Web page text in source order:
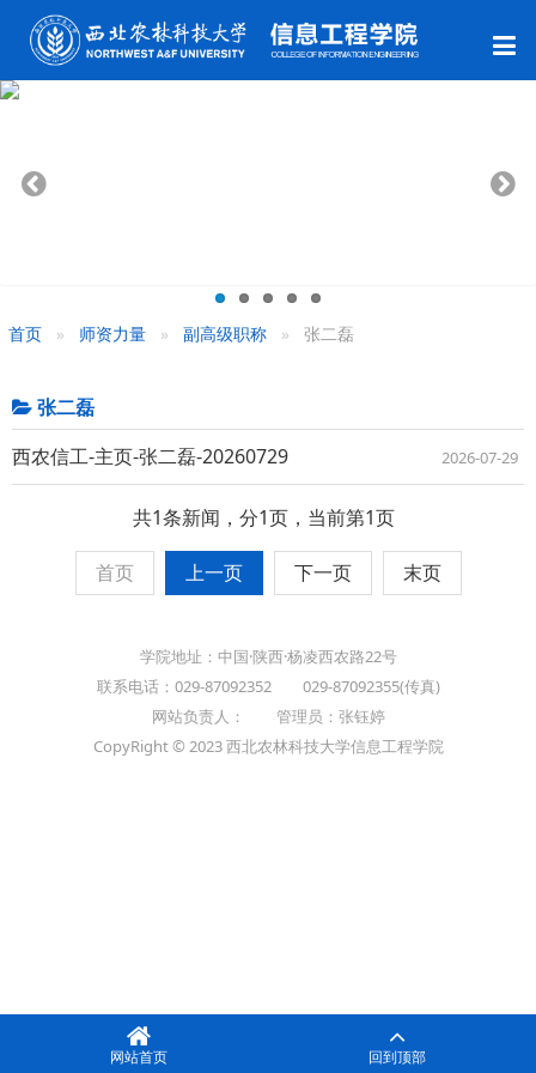
首页 师资力量 副高级职称 张二磊
张二磊
西农信工-主页-张二磊-20260729
2026-07-29
共1条新闻，分1页，当前第1页
首页 上一页 下一页 末页
学院地址：中国·陕西·杨凌西农路22号
联系电话：029-87092352 029-87092355(传真)
网站负责人： 管理员：张钰婷
CopyRight © 2023 西北农林科技大学信息工程学院
网站首页 回到顶部